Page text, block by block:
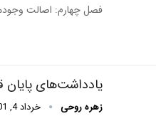
فصل چهارم: اصالت
یادداشت‌های پایان
زهره روحی خرداد 4, 1401